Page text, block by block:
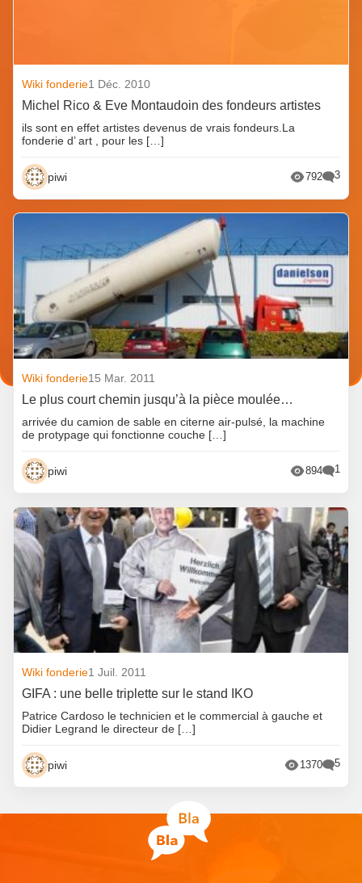
Wiki fonderie1 Déc. 2010
Michel Rico & Eve Montaudoin des fondeurs artistes
ils sont en effet artistes devenus de vrais fondeurs.La
fonderie d’ art , pour les […]
piwi 792 3
Wiki fonderie15 Mar. 2011
Le plus court chemin jusqu’à la pièce moulée…
arrivée du camion de sable en citerne air-pulsé, la machine
de protypage qui fonctionne couche […]
piwi 894 1
Wiki fonderie1 Juil. 2011
GIFA : une belle triplette sur le stand IKO
Patrice Cardoso le technicien et le commercial à gauche et
Didier Legrand le directeur de […]
piwi 1370 5